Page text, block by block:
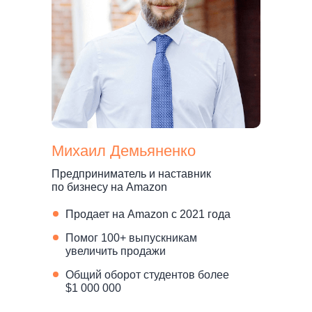
Общий оборот студентов более
$1 000 000
Михаил Демьяненко
Помог 100+ выпускникам
увеличить продажи
Продает на Amazon с 2021 года
Предприниматель и наставник
по бизнесу на Amazon